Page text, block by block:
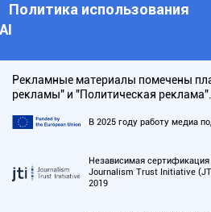
Политика использования
АI
Рекламные материалы помечены
рекламы" и "Политическая реклама".
В 2025 году работу медиа
Независимая сертификация
Journalism Trust Initiative
2019